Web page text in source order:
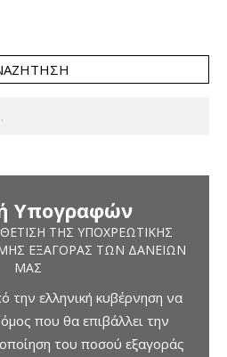
Υπογραφών
ΤΗΣ ΥΠΟΧΡΕΩΤΙΚΉΣ
ΕΞΑΓΟΡΆΣ ΤΩΝ ΔΑΝΕΊΩΝ
ΜΑΣ
την ελληνική κυβέρνηση να
που θα επιβάλλει την
του ποσού εξαγοράς